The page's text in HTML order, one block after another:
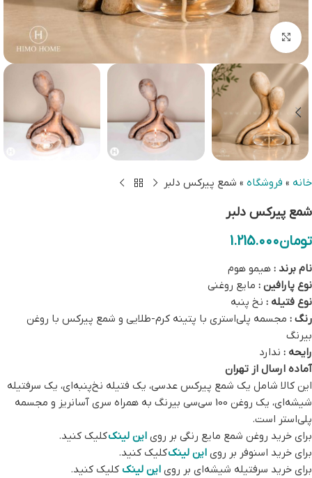
بزرگنمایی تصویر
خانه » فروشگاه » شمع پیرکس دلبر
شمع پیرکس دلبر
تومان1.215.000
نام برند : هیمو هوم
نوع پارافین : مایع روغنی
نوع فتیله : نخ پنبه
رنگ : مجسمه پلی‌استری با پتینه کرم-طلایی و شمع پیرکس با روغن
بیرنگ
رایحه : ندارد
آماده ارسال از تهران
این کالا شامل یک شمع پیرکس عدسی، یک فتیله نخ‌پنبه‌ای، یک سرفتیله
شیشه‌ای، یک روغن 100 سی‌سی بیرنگ به همراه سری آسانریز و مجسمه
پلی‌استر است.
برای خرید روغن شمع مایع رنگی بر روی این لینککلیک کنید.
برای خرید اسنوفر بر روی این لینککلیک کنید.
برای خرید سرفتیله شیشه‌ای بر روی این لینک کلیک کنید.